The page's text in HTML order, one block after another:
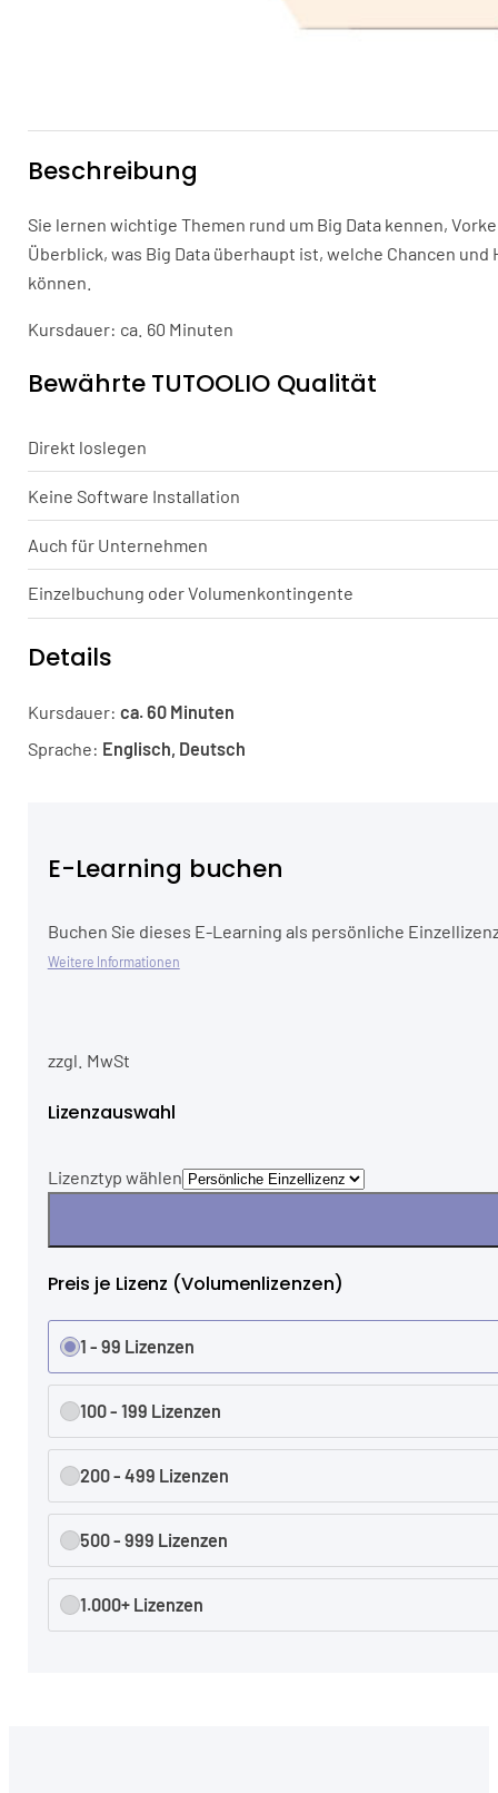
Beschreibung
Sie lernen wichtige Themen rund um Big Data kennen,
Überblick, was Big Data überhaupt ist, welche Chancen
können.
Kursdauer: ca. 60 Minuten
Bewährte TUTOOLIO Qualität
Direkt loslegen
Keine Software Installation
Auch für Unternehmen
Einzelbuchung oder Volumenkontingente
Details
Kursdauer:ca. 60 Minuten
Sprache: Englisch, Deutsch
E-Learning buchen
Buchen Sie dieses E-Learning als persönliche
Weitere Informationen
zzgl. MwSt
Lizenzauswahl
Lizenztyp wählen
Preis je Lizenz (Volumenlizenzen)
1 - 99 Lizenzen
100 - 199 Lizenzen
200 - 499 Lizenzen
500 - 999 Lizenzen
1.000+ Lizenzen